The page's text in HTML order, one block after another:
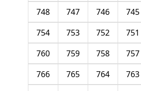
745
746
747
748
751
752
753
754
757
758
759
760
763
764
765
766